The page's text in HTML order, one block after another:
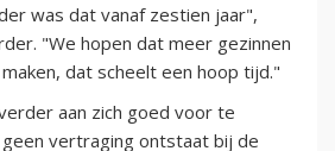
was dat vanaf zestien jaar",
"We hopen dat meer gezinnen
dat scheelt een hoop tijd."
aan zich goed voor te
vertraging ontstaat bij de